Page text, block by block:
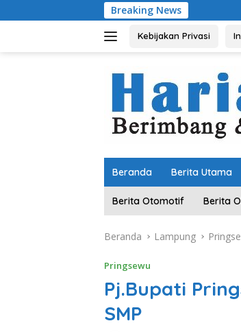
ke
Breaking News
Kebijakan Privasi
Beranda Berita Utama
Berita Otomotif Berita
Beranda Lampung
Pringsewu
Pj.Bupati
SMP